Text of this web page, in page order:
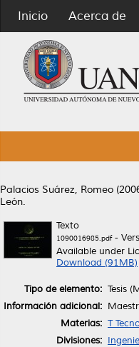
Inicio Acerca de
Palacios Suárez, Romeo
León.
Texto
1090016985.pdf-
Available under
Download (91MB)
Tipo de elemento: Tesis
Información adicional:
Materias: T
Divisiones: